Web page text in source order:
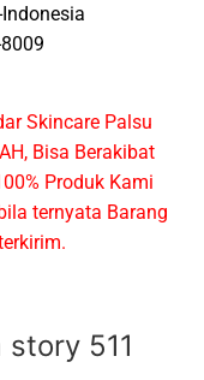
Skincare Palsu
Bisa Berakibat
Produk Kami
ternyata Barang
511